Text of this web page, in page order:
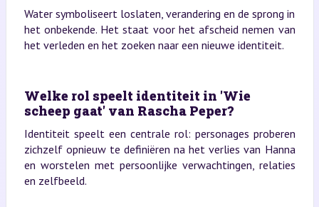
Water symboliseert loslaten, verandering en de sprong in
het onbekende. Het staat voor het afscheid nemen van
het verleden en het zoeken naar een nieuwe identiteit.
Welke rol speelt identiteit in 'Wie
scheep gaat' van Rascha Peper?
Identiteit speelt een centrale rol: personages proberen
zichzelf opnieuw te definiëren na het verlies van Hanna
en worstelen met persoonlijke verwachtingen, relaties
en zelfbeeld.